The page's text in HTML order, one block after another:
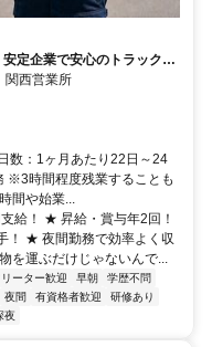
定企業で安心のトラック運
さんの負担が少ない☆業務
西営業所
数：1ヶ月あたり22日～24
※3時間程度残業することも
間や始業...
給！ ★ 昇給・賞与年2回！
！ ★ 夜間勤務で効率よく収
を運ぶだけじゃないんで...
リーター歓迎 早朝
学歴不問
夜間 有資格者歓迎
研修あり
夜